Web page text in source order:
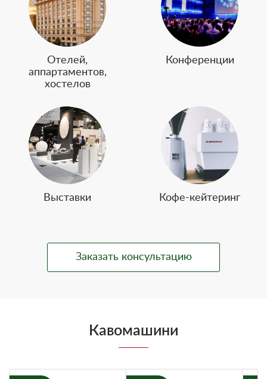
Отелей,
аппартаментов,
хостелов
Конференции
Выставки Кофе-кейтеринг
Заказать консультацию
Кавомашини